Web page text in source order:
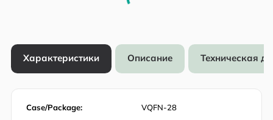
Характеристики Описание Техническая
Case/Package: VQFN-28